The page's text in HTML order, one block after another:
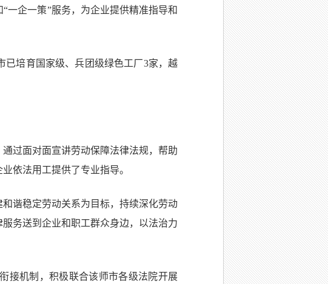
一企一策”服务，为企业提供精准指导和
已培育国家级、兵团级绿色工厂3家，越
过面对面宣讲劳动保障法律法规，帮助
依法用工提供了专业指导。
谐稳定劳动关系为目标，持续深化劳动
务送到企业和职工群众身边，以法治力
接机制，积极联合该师市各级法院开展